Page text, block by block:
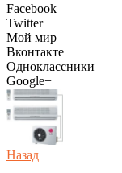
Facebook
Twitter
Мой мир
Вконтакте
Одноклассники
Google+
Назад